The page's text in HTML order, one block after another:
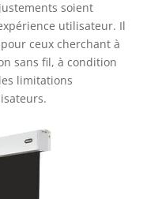
soient
utilisateur. Il
ceux cherchant à
sans fil, à condition
limitations